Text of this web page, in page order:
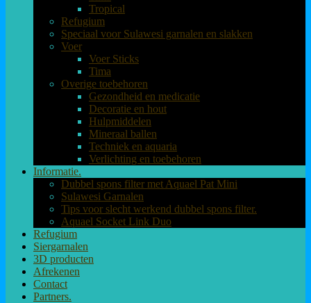
Tropical
Refugium
Speciaal voor Sulawesi garnalen en slakken
Voer
Voer Sticks
Tima
Overige toebehoren
Gezondheid en medicatie
Decoratie en hout
Hulpmiddelen
Mineraal ballen
Techniek en aquaria
Verlichting en toebehoren
Informatie.
Dubbel spons filter met Aquael Pat Mini
Sulawesi Garnalen
Tips voor slecht werkend dubbel spons filter.
Aquael Socket Link Duo
Refugium
Siergarnalen
3D producten
Afrekenen
Contact
Partners.